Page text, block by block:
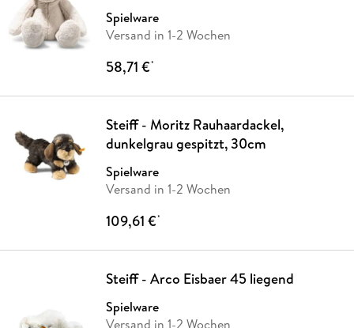
Spielware
Versand in 1-2 Wochen
58,71 €*
Steiff - Moritz Rauhaardackel,
dunkelgrau gespitzt, 30cm
Spielware
Versand in 1-2 Wochen
109,61 €*
Steiff - Arco Eisbaer 45 liegend
Spielware
Versand in 1-2 Wochen